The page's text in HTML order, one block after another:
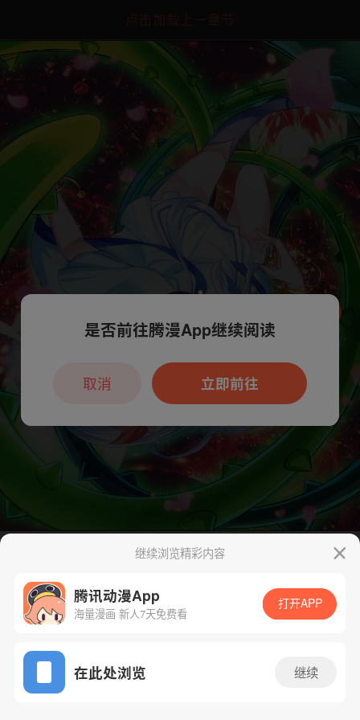
点击加载上一章节
App免费看
继续浏览精彩内容
腾讯动漫App
海量漫画 新人7天免费看
打开APP
在此处浏览 继续
本章节仅支持App阅读，可打开App新用
户7天免费看
是否前往腾漫App继续阅读
立即前往
取消